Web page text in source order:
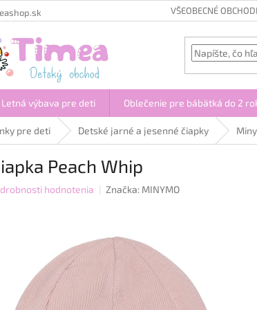
VŠEOBECNÉ
Letná výbava pre deti Oblečenie pre bábätká do 2
pre deti Detské jarné a jesenné čiapky
Peach Whip
hodnotenia Značka: MINYMO